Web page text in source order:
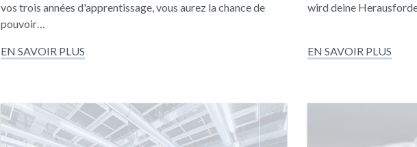
vos trois années d'apprentissage, vous aurez la chance de
pouvoir…
EN SAVOIR PLUS
wird deine
EN SAVOIR PLUS